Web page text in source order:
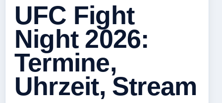
UFC Fight
Night 2026:
Termine,
Uhrzeit, Stream